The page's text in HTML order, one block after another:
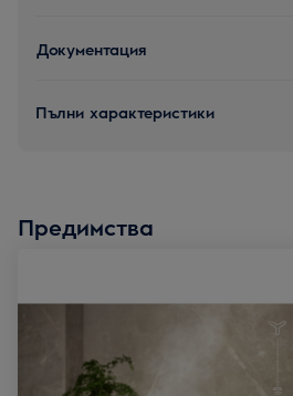
Документация
Пълни характеристики
Предимства